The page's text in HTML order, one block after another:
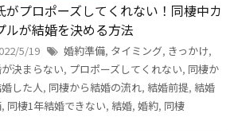
がプロポーズしてくれない！同棲中カ
ルが結婚を決める方法
5/19 婚約準備, タイミング, きっかけ,
決まらない, プロポーズしてくれない, 同棲か
した人, 同棲から結婚の流れ, 結婚前提, 結婚
, 同棲1年結婚できない, 結婚, 婚約, 同棲